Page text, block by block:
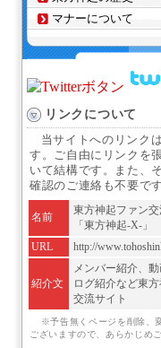
マナーについて
リンクについて
当サイトへのリンク
す。ご自由にリンクを
いて結構です。また、
確認のご連絡も不要です
名前
東方神起ファン交
「東方神起-X-」
URL
http://
紹介文
メンバー紹介、
ログ紹介など東
交流サイト
※予告無くページを削除、
ございますので、あらかじめ